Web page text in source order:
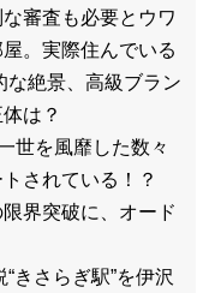
審査も必要とウワ
。実際住んでいる
な絶景、高級ブラン
は？
世を風靡した数々
されている！？
界突破に、オード
さらぎ駅”を伊沢